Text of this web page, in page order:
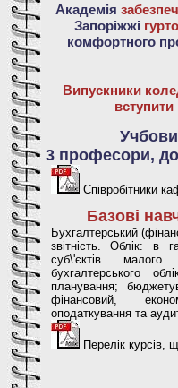
Академія
Запоріжжі
комфортного
Випускники
вступити
3 професори,
Співробітники
Базові
Бухгалтерський
звітність. Облік: в
суб\'єктів малого
бухгалтерського
планування;
фінансовий,
оподаткування та
Перелік курсів,